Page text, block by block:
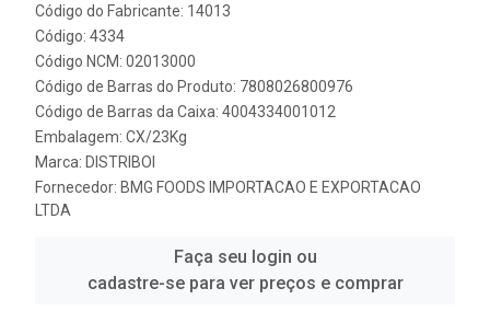
Código do Fabricante: 14013
Código: 4334
Código NCM: 02013000
Código de Barras do Produto: 7808026800976
Código de Barras da Caixa: 4004334001012
Embalagem: CX/23Kg
Marca: DISTRIBOI
Fornecedor: BMG FOODS IMPORTACAO E EXPORTACAO
LTDA
Faça seu login ou
cadastre-se para ver preços e comprar